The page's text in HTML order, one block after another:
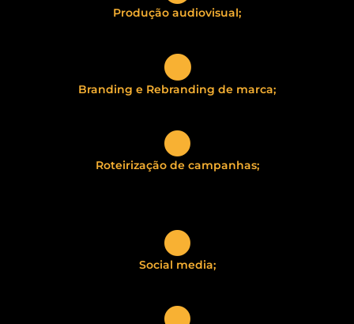
Produção audiovisual;
Branding e Rebranding de marca;
Roteirização de campanhas;
Social media;